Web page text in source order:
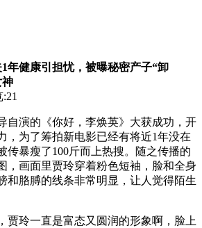
年健康引担忧，被曝秘密产子“卸
神
:21
自演的《你好，李焕英》大获成功，开
，为了筹拍新电影已经有将近1年没在
传暴瘦了100斤而上热搜。随之传播的
，画面里贾玲穿着粉色短袖，脸和全身
和胳膊的线条非常明显，让人觉得陌生
贾玲一直是富态又圆润的形象啊，脸上